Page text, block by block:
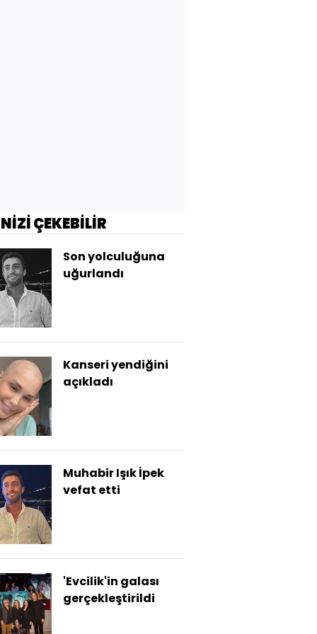
ÇEKEBİLİR
Son yolculuğuna
uğurlandı
Kanseri yendiğini
açıkladı
Muhabir Işık İpek
vefat etti
'Evcilik'in galası
gerçekleştirildi